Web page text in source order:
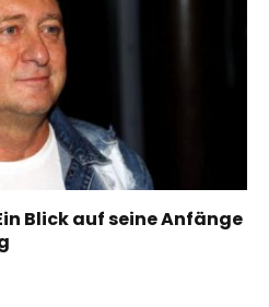
Blick auf seine Anfänge